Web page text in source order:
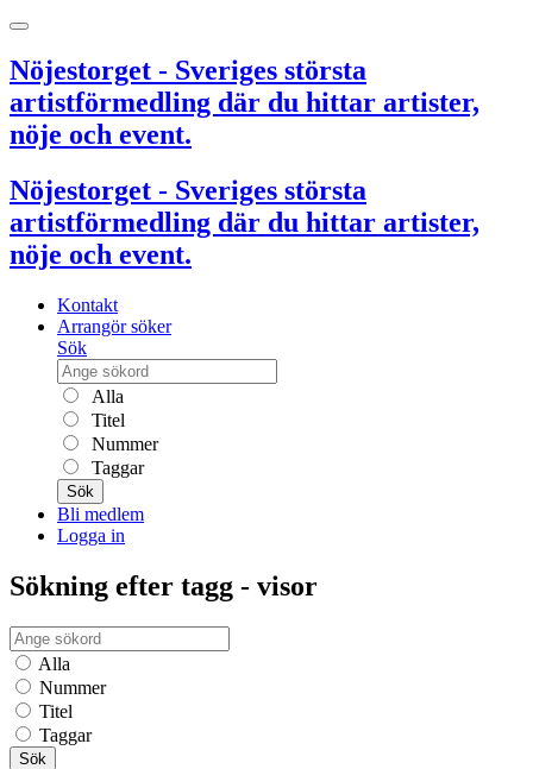
Nöjestorget - Sveriges största
artistförmedling där du hittar artister,
nöje och event.
Nöjestorget - Sveriges största
artistförmedling där du hittar artister,
nöje och event.
Kontakt
Arrangör söker
Sök
Alla
Titel
Nummer
Taggar
Sök
Bli medlem
Logga in
Sökning efter tagg - visor
Alla
Nummer
Titel
Taggar
Sök